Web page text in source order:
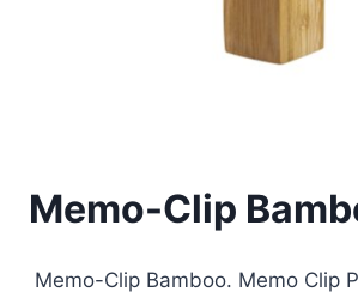
Memo-Clip
Memo-Clip Bamboo. Memo Clip